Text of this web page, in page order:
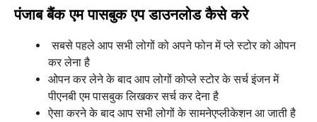
पंजाब बैंक एम पासबुक एप डाउनलोड कैसे करे
सबसे पहले आप सभी लोगों को अपने फोन में प्ले स्टोर को ओपन
कर लेना है
ओपन कर लेने के बाद आप लोगों कोप्ले स्टोर के सर्च इंजन में
पीएनबी एम पासबुक लिखकर सर्च कर देना है
ऐसा करने के बाद आप सभी लोगों के सामनेएप्लीकेशन आ जाती है